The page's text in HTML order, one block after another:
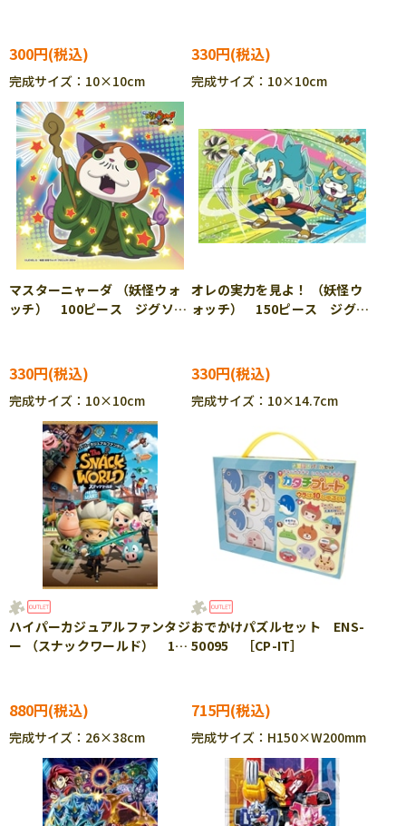
300円
完成サイズ：10×10cm
330円
完成サイズ：10×10cm
マスターニャーダ （妖怪ウォ
ッチ） 100ピース ジグソー
330円
完成サイズ：10×10cm
オレの実力を見よ！ （妖怪ウ
ォッチ） 150ピース ジグソ
330円
完成サイズ：10×14.7cm
ハイパーカジュアルファンタジ
ー （スナックワールド） 108
880円
完成サイズ：26×38cm
おでかけパズルセット ENS-
50095 ［CP-IT］
715円
完成サイズ：H150×W200mm